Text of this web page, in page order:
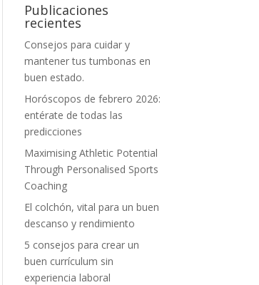
Publicaciones
recientes
Consejos para cuidar y
mantener tus tumbonas en
buen estado.
Horóscopos de febrero 2026:
entérate de todas las
predicciones
Maximising Athletic Potential
Through Personalised Sports
Coaching
El colchón, vital para un buen
descanso y rendimiento
5 consejos para crear un
buen currículum sin
experiencia laboral